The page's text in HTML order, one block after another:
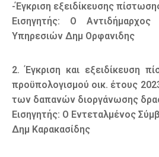
-Έγκριση εξειδίκευσης
Εισηγητής: Ο
Υπηρεσιών Δημ Ορφανιδης
2. Έγκριση και εξειδίκευση
προϋπολογισμού οικ. έτους
των δαπανών διοργάνωσης
Εισηγητής: Ο Εντεταλμένος
Δημ Καρακασίδης